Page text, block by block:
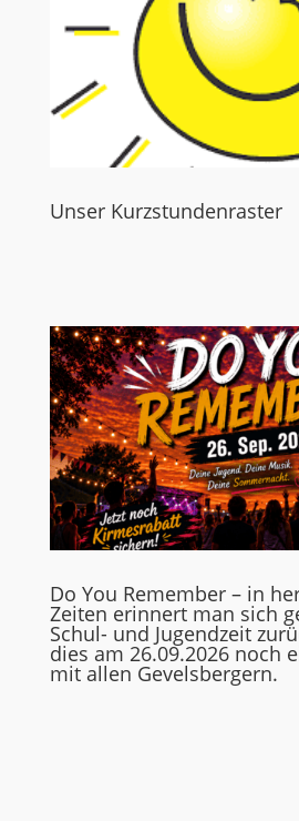
Unser Kurzstundenraster
Do You Remember – in
Zeiten erinnert man sich
Schul- und Jugendzeit
dies am 26.09.2026 noch
mit allen Gevelsbergern.